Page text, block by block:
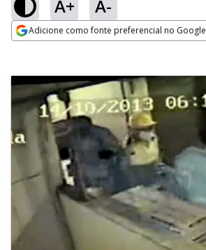
A+ A-
Adicione como fonte preferencial no Google